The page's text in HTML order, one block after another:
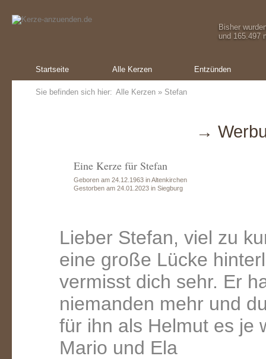
Bisher
und 165.497
Startseite Alle Kerzen Entzünden
Sie befinden sich hier: Alle Kerzen » Stefan
→
Eine Kerze für Stefan
Geboren am 24.12.1963 in Altenkirchen
Gestorben am 24.01.2023 in Siegburg
Lieber Stefan, viel zu
eine große Lücke
vermisst dich sehr. Er
niemanden mehr und
für ihn als Helmut es je
Mario und Ela